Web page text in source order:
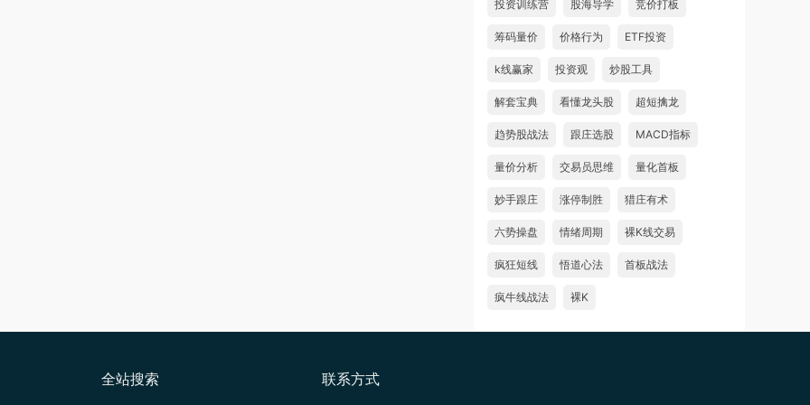
投资训练营 股海导学 竞价打板
筹码量价 价格行为 ETF投资
k线赢家 投资观 炒股工具
解套宝典 看懂龙头股 超短擒龙
趋势股战法 跟庄选股 MACD指标
量价分析 交易员思维 量化首板
妙手跟庄 涨停制胜 猎庄有术
六势操盘 情绪周期 裸K线交易
疯狂短线 悟道心法 首板战法
疯牛线战法 裸K
全站搜索 联系方式